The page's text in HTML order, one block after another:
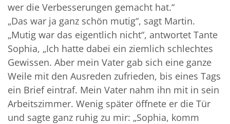
wer die Verbesserungen gemacht hat.“
„Das war ja ganz schön mutig“, sagt Martin.
„Mutig war das eigentlich nicht“, antwortet Tante
Sophia, „Ich hatte dabei ein ziemlich schlechtes
Gewissen. Aber mein Vater gab sich eine ganze
Weile mit den Ausreden zufrieden, bis eines Tags
ein Brief eintraf. Mein Vater nahm ihn mit in sein
Arbeitszimmer. Wenig später öffnete er die Tür
und sagte ganz ruhig zu mir: „Sophia, komm